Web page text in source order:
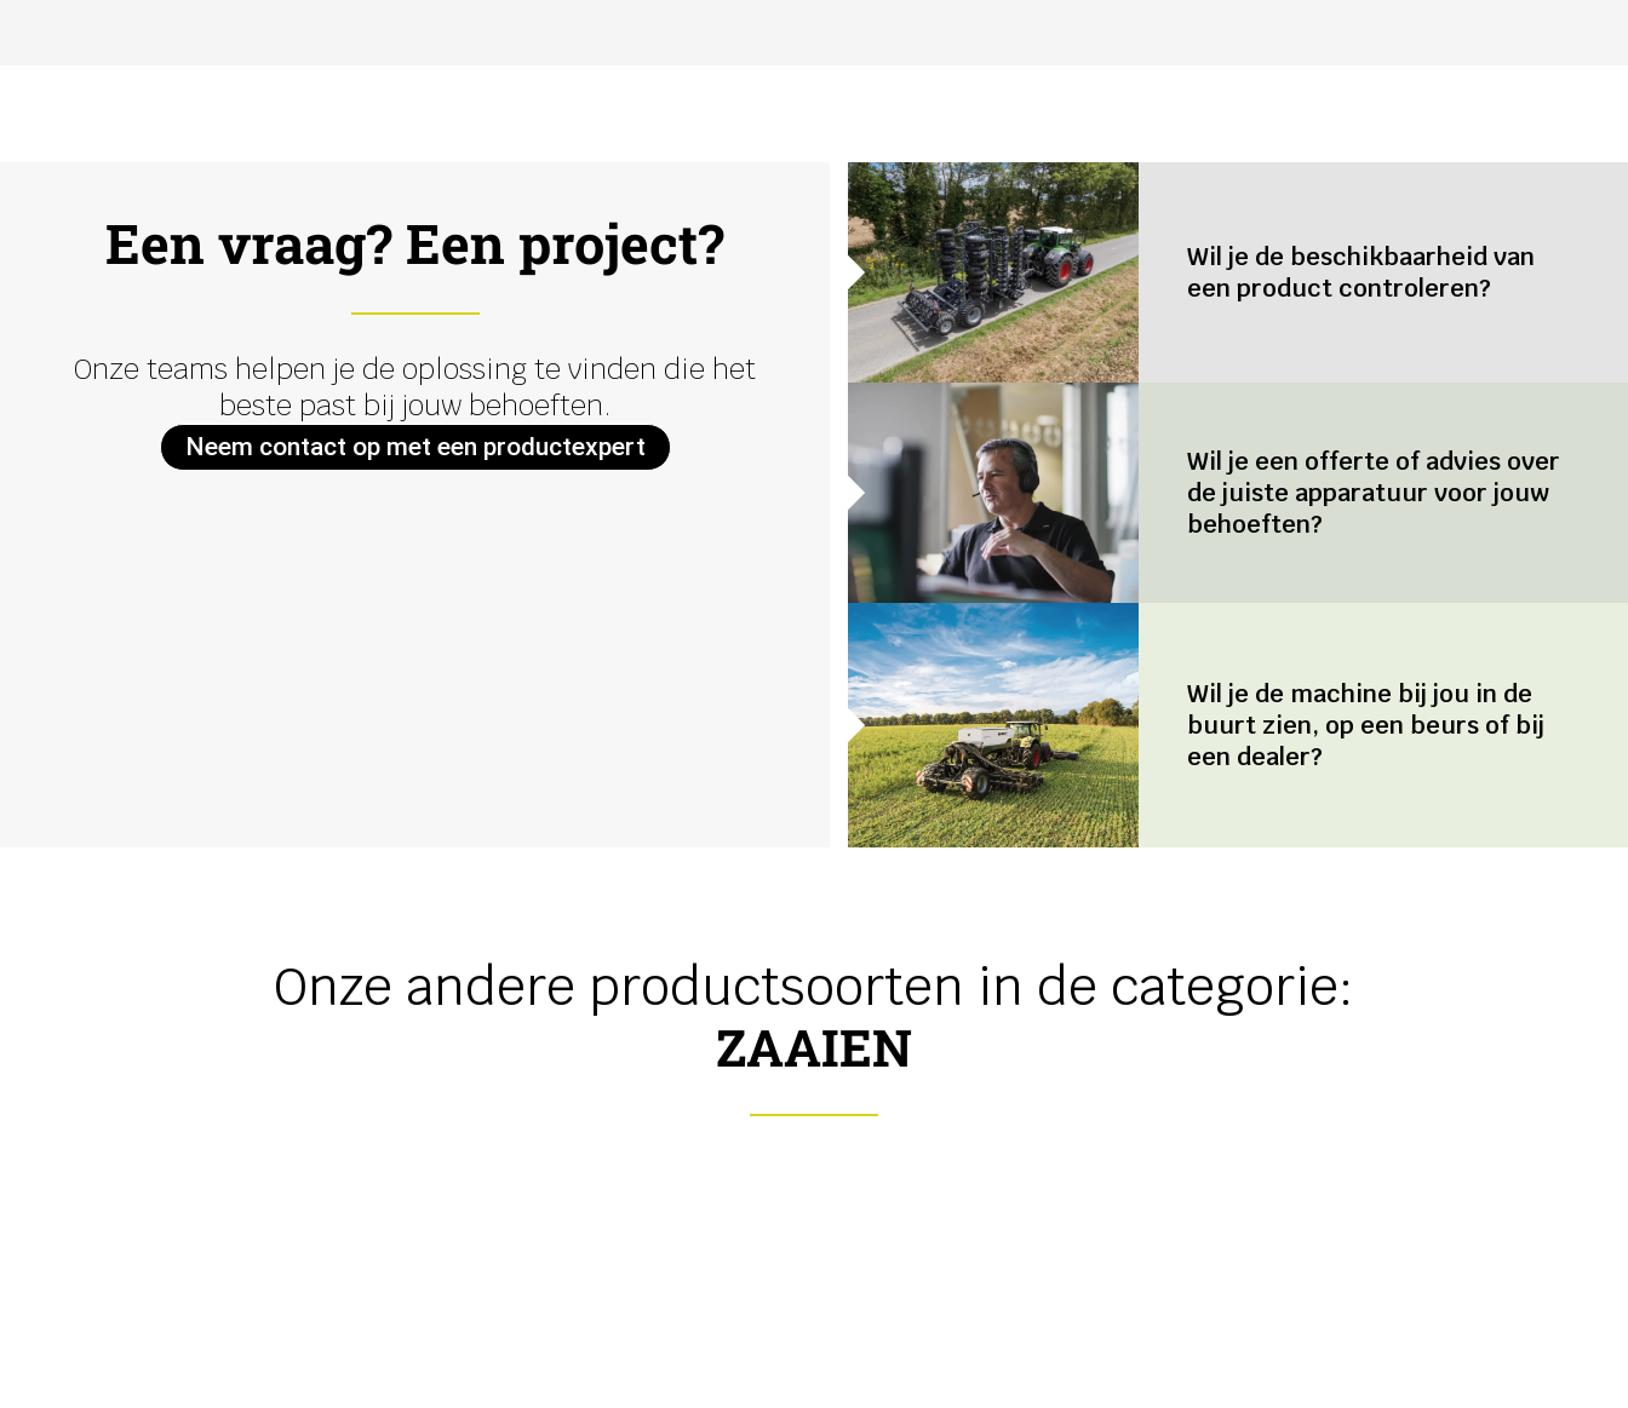
Een vraag? Een project?
Onze teams helpen je de oplossing te vinden die het
beste past bij jouw behoeften.
Neem contact op met een productexpert
Wil je de beschikbaarheid van
een product controleren?
Wil je een offerte of advies over
de juiste apparatuur voor jouw
behoeften?
Wil je de machine bij jou in de
buurt zien, op een beurs of bij
een dealer?
Onze andere productsoorten in de categorie:
ZAAIEN